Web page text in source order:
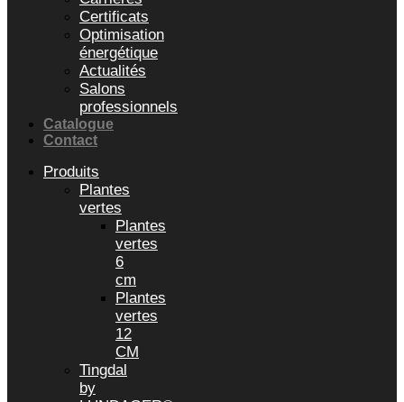
Certificats
Optimisation
énergétique
Actualités
Salons
professionnels
Catalogue
Contact
Produits
Plantes
vertes
Plantes
vertes
6
cm
Plantes
vertes
12
CM
Tingdal
by